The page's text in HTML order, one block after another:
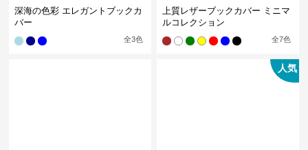
深海の色彩 エレガントブックカ
バー
全3色
上質レザーブックカバー ミニマ
ルコレクション
全7色
人気